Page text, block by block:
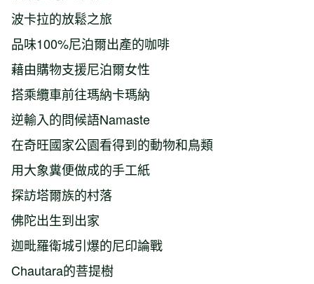
波卡拉的放鬆之旅
品味100%尼泊爾出產的咖啡
藉由購物支援尼泊爾女性
搭乘纜車前往瑪納卡瑪納
逆輸入的問候語Namaste
在奇旺國家公園看得到的動物和鳥類
用大象糞便做成的手工紙
探訪塔爾族的村落
佛陀出生到出家
迦毗羅衛城引爆的尼印論戰
Chautara的菩提樹